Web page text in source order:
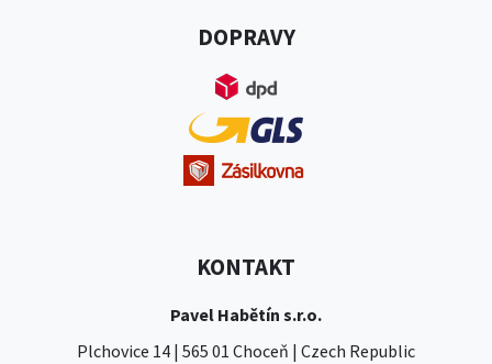
DOPRAVY
KONTAKT
Pavel Habětín s.r.o.
Plchovice 14 | 565 01 Choceň | Czech Republic